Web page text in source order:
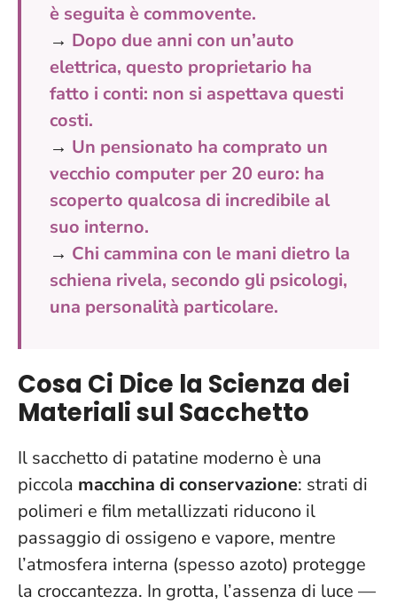
è seguita è commovente.
→ Dopo due anni con un’auto
elettrica, questo proprietario ha
fatto i conti: non si aspettava questi
costi.
→ Un pensionato ha comprato un
vecchio computer per 20 euro: ha
scoperto qualcosa di incredibile al
suo interno.
→ Chi cammina con le mani dietro la
schiena rivela, secondo gli psicologi,
una personalità particolare.
Cosa Ci Dice la Scienza dei
Materiali sul Sacchetto
Il sacchetto di patatine moderno è una
piccola macchina di conservazione: strati di
polimeri e film metallizzati riducono il
passaggio di ossigeno e vapore, mentre
l’atmosfera interna (spesso azoto) protegge
la croccantezza. In grotta, l’assenza di luce —